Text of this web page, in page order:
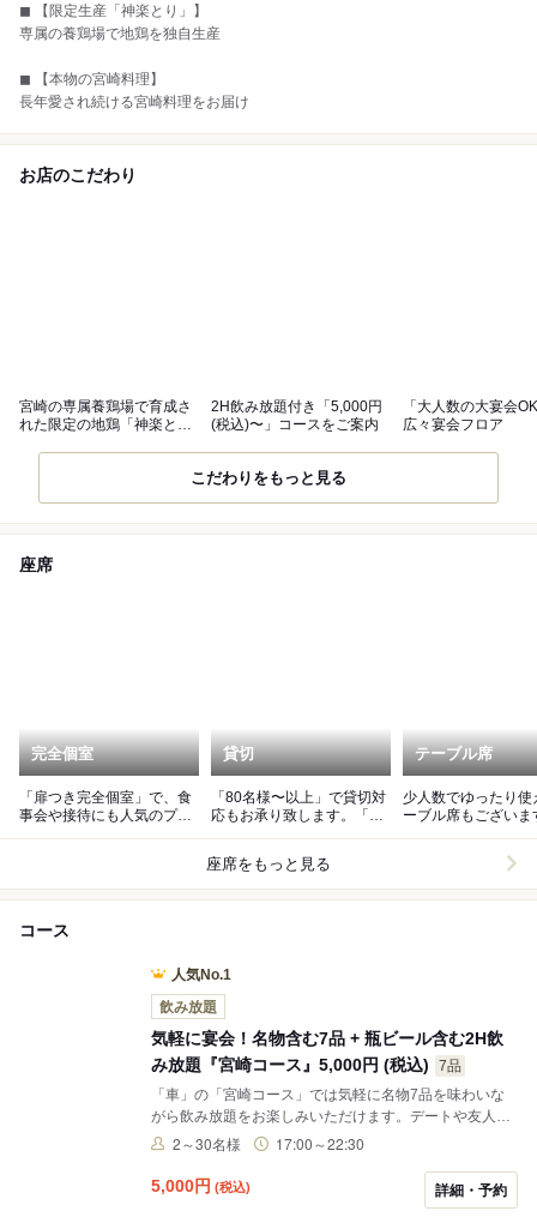
◼︎ 【限定生産「神楽とり」】
専属の養鶏場で地鶏を独自生産
◼︎ 【本物の宮崎料理】
長年愛され続ける宮崎料理をお届け
お店のこだわり
宮崎の専属養鶏場で育成さ
れた限定の地鶏「神楽と
2H飲み放題付き「5,000円
(税込)〜」コースをご案内
「大人数の大宴会
広々宴会フロア
こだわりをもっと見る
座席
完全個室
「扉つき完全個室」で、食
事会や接待にも人気のプラ
貸切
「80名様〜以上」で貸切対
応もお承り致します。「40
テーブル席
少人数でゆったり使
ーブル席もございま
座席をもっと見る
コース
人気No.1
飲み放題
気軽に宴会！名物含む7品 + 瓶ビール含む2H飲
み放題『宮崎コース』5,000円 (税込)
7品
「車」の「宮崎コース」では気軽に名物7品を味わいな
がら飲み放題をお楽しみいただけます。デートや友人・
知人とのお食事会に人気のコースです。看板メニューの
しのビールもさらに美味しく感じられる鳥料理までご堪
2～30名様 17:00～22:30
5,000円 (税込) 詳細・予約